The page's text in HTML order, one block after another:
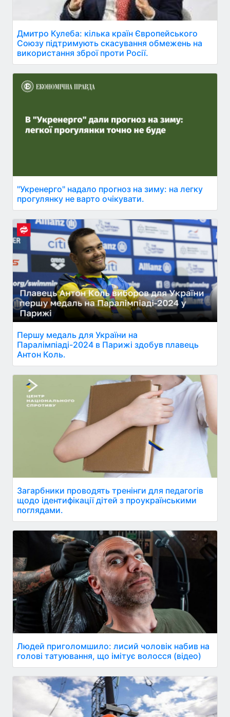
Дмитро Кулеба: кілька країн Європейського
Союзу підтримують скасування обмежень на
використання зброї проти Росії.
"Укренерго" надало прогноз на зиму: на легку
прогулянку не варто очікувати.
Першу медаль для України на
Паралімпіаді-2024 в Парижі здобув плавець
Антон Коль.
Загарбники проводять тренінги для педагогів
щодо ідентифікації дітей з проукраїнськими
поглядами.
Людей приголомшило: лисий чоловік набив на
голові татуювання, що імітує волосся (відео)